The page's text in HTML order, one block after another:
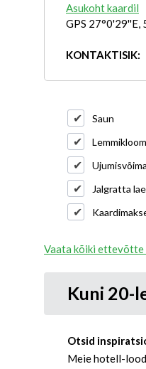
Asukoht kaardil
GPS 27°0'29''E,
KONTAKTISIK:
Saun
Jalgratta
Vaata kõiki ettevõtte
Kuni 20-
Otsid
Meie hotell-